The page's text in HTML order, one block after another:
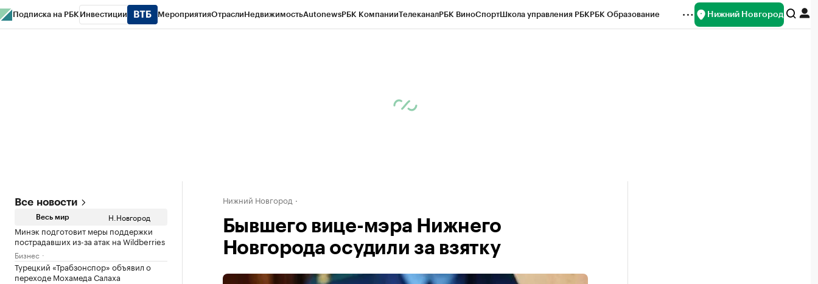
Подписка на РБК Инвестиции МероприятияОтраслиНедвижимостьAutonewsРБК КомпанииТелеканалРБК ВиноСпортШкола управления РБКРБК Образование Нижний Новгород
Все новости
Весь мир Н.Новгород
Минэк подготовит меры поддержки
пострадавших из-за атак на Wildberries
Бизнес
Турецкий «Трабзонспор» объявил о
переходе Мохамеда Салаха
Нижний Новгород
Бывшего вице-мэра Нижнего
Новгорода осудили за взятку